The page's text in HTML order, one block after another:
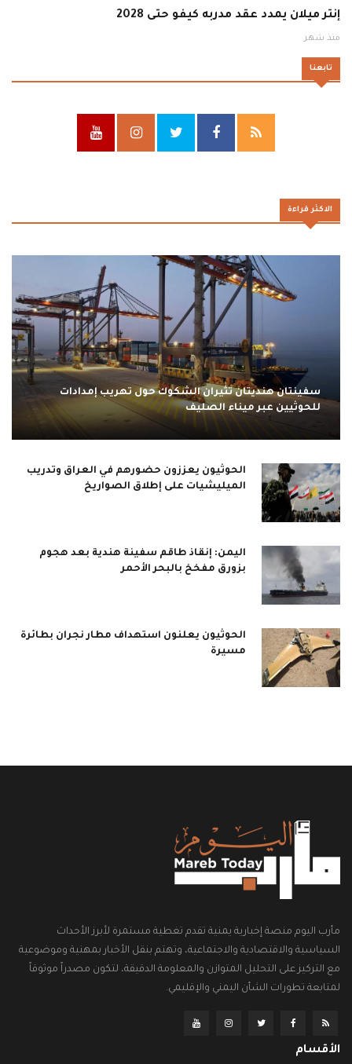
إنتر ميلان يمدد عقد مدربه كيفو حتى 2028
منذ شهر
تابعنا
الاكثر قراءة
سفينتان هنديتان تثيران الشكوك حول تهريب إمدادات
للحوثيين عبر ميناء الصليف
الحوثيون يعززون حضورهم في العراق وتدريب
الميليشيات على إطلاق الصواريخ
اليمن: إنقاذ طاقم سفينة هندية بعد هجوم
بزورق مفخخ بالبحر الأحمر
الحوثيون يعلنون استهداف مطار نجران بطائرة
مسيرة
مأرب اليوم منصة إخبارية يمنية تقدم تغطية مستمرة لأبرز الأحداث
السياسية والاقتصادية والاجتماعية، وتهتم بنقل الأخبار بمهنية وموضوعية
مع التركيز على التحليل المتوازن والمعلومة الدقيقة، لتكون مصدراً موثوقاً
لمتابعة تطورات الشأن اليمني والإقليمي.
الأقسام